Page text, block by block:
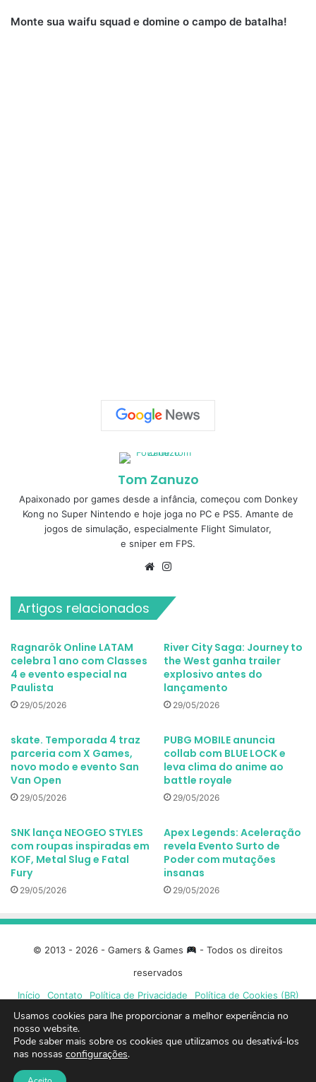
Monte sua waifu squad e domine o campo de batalha!
Tom Zanuzo
Apaixonado por games desde a infância, começou com Donkey
Kong no Super Nintendo e hoje joga no PC e PS5. Amante de
jogos de simulação, especialmente Flight Simulator,
e sniper em FPS.
Website
Artigos relacionados
Ragnarök Online LATAM
celebra 1 ano com Classes
4 e evento especial na
Paulista
29/05/2026
River City Saga: Journey to
the West ganha trailer
explosivo antes do
lançamento
29/05/2026
skate. Temporada 4 traz
parceria com X Games,
novo modo e evento San
Van Open
29/05/2026
PUBG MOBILE anuncia
collab com BLUE LOCK e
leva clima do anime ao
battle royale
29/05/2026
SNK lança NEOGEO STYLES
com roupas inspiradas em
KOF, Metal Slug e Fatal
Fury
29/05/2026
Apex Legends: Aceleração
revela Evento Surto de
Poder com mutações
insanas
29/05/2026
© 2013 - 2026 - Gamers & Games
- Todos os direitos
reservados
Início
Contato Política de Privacidade Política de Cookies (BR)
Facebook
X
Usamos cookies para lhe proporcionar a melhor experiência no
nosso website.
Pode saber mais sobre os cookies que utilizamos ou desativá-los
nas nossas configurações.